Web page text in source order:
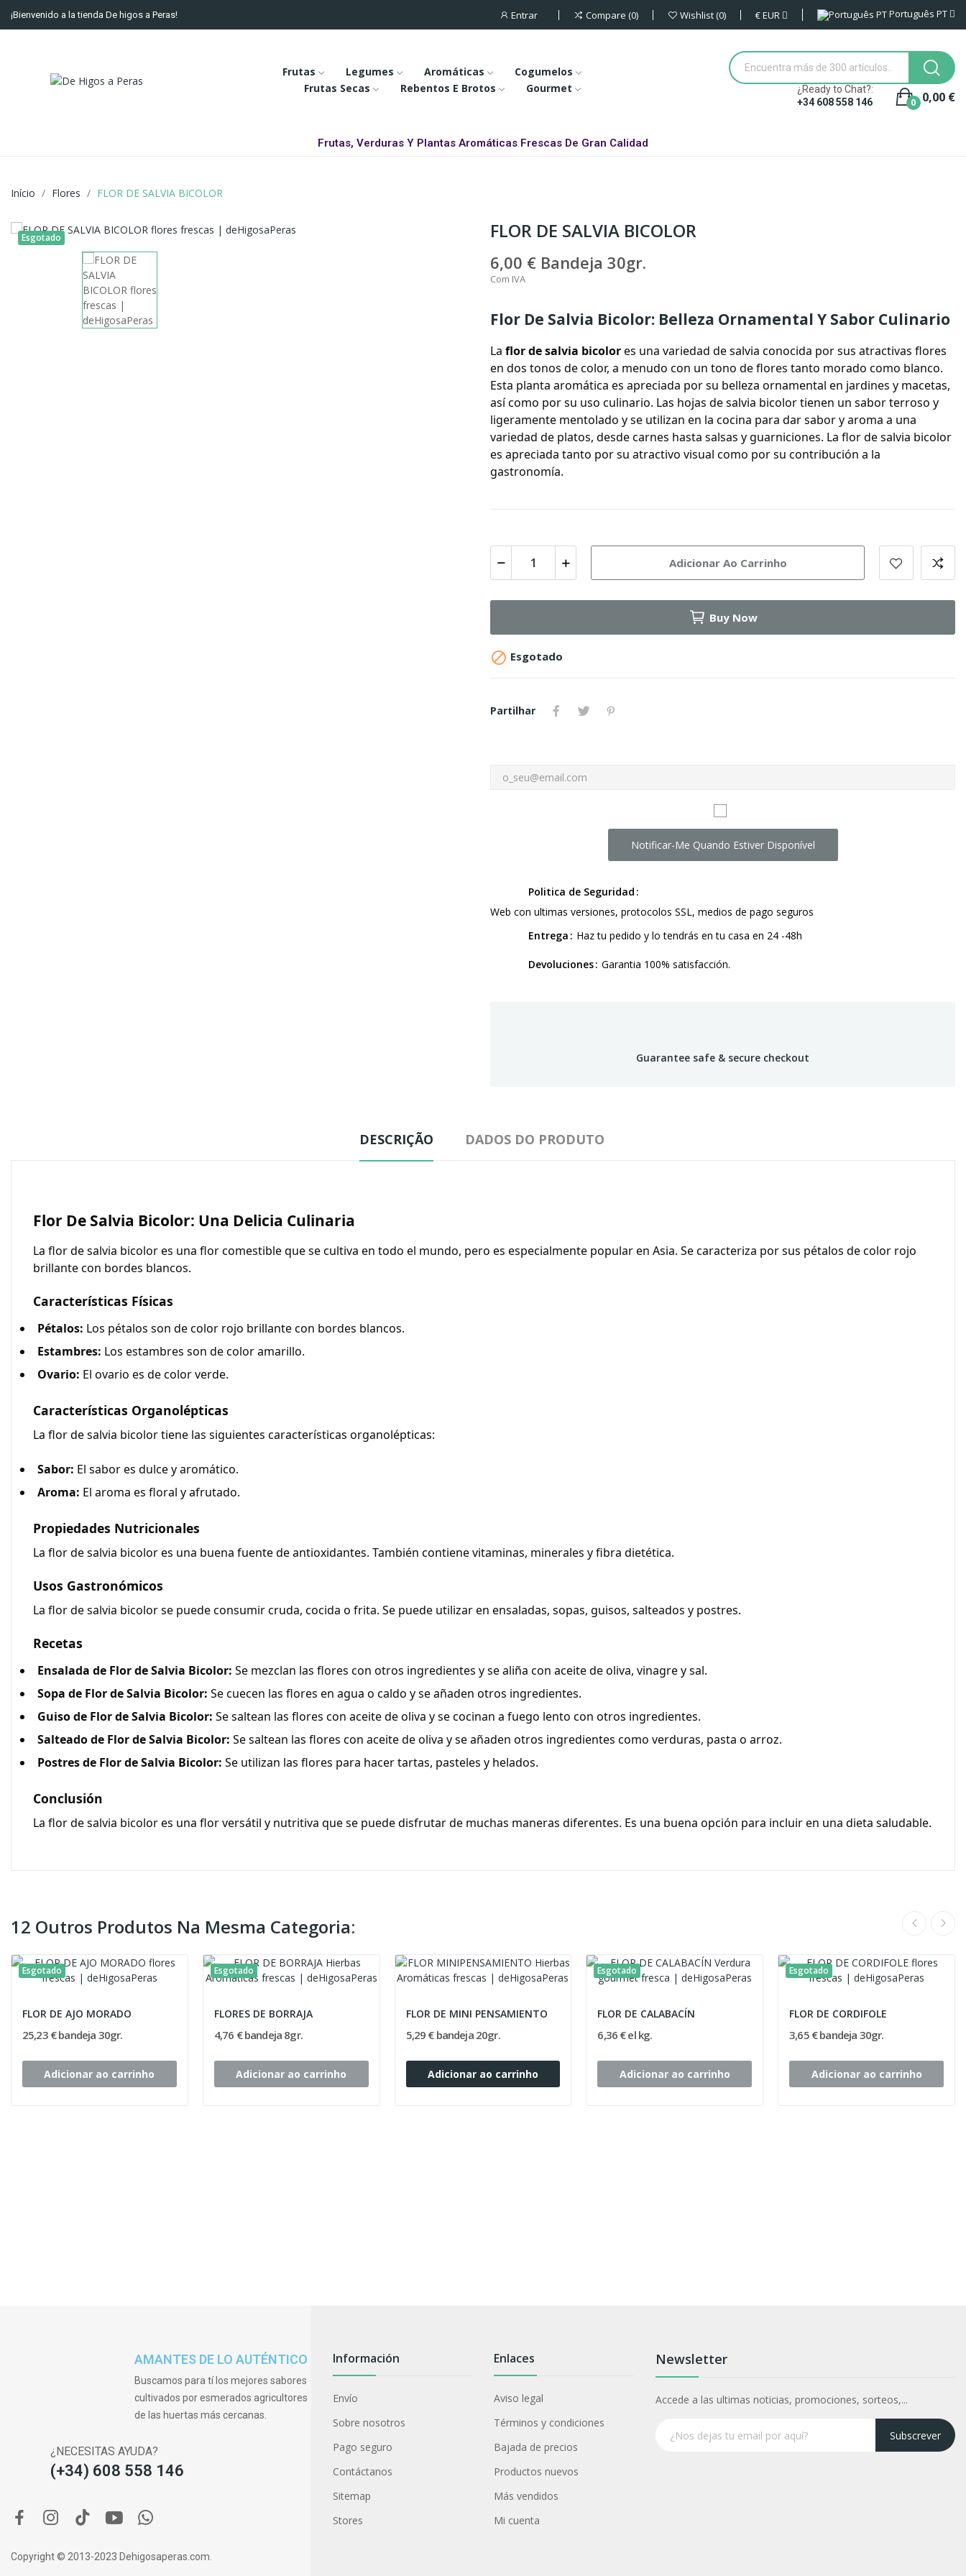
¡Bienvenido a la tienda De higos a Peras! Entrar Compare 0 Wishlist 0 €EUR Português PT
Frutas Legumes Aromáticas
Cogumelos
Frutas Secas
Rebentos E Brotos Gourmet
¿Ready to Chat?:
+34 608 558 146
0,00 €
0
Frutas, Verduras Y Plantas Aromáticas Frescas De Gran Calidad
Início Flores FLOR DE SALVIA BICOLOR
Esgotado FLOR DE SALVIA BICOLOR
6,00 € Bandeja 30gr.
Com IVA
Flor De Salvia Bicolor: Belleza Ornamental Y Sabor Culinario
La flor de salvia bicolores una variedad de salvia conocida por sus atractivas flores
en dos tonos de color, a menudo con un tono de flores tanto morado como blanco.
Esta planta aromática es apreciada por su belleza ornamental en jardines y macetas,
así como por su uso culinario. Las hojas de salvia bicolor tienen un sabor terroso y
ligeramente mentolado y se utilizan en la cocina para dar sabor y aroma a una
variedad de platos, desde carnes hasta salsas y guarniciones. La flor de salvia bicolor
es apreciada tanto por su atractivo visual como por su contribución a la
gastronomía.
Adicionar Ao Carrinho
Buy Now
 Esgotado
Partilhar
Notificar-Me Quando Estiver Disponível
Politica de Seguridad
Web con ultimas versiones, protocolos SSL, medios de pago seguros
Entrega
Haz tu pedido y lo tendrás en tu casa en 24 -48h
Devoluciones Garantia 100% satisfacción.
Guarantee safe & secure checkout
DESCRIÇÃO DADOS DO PRODUTO
Flor De Salvia Bicolor: Una Delicia Culinaria
La flor de salvia bicolores una flor comestible que se cultiva en todo el mundo, pero es especialmente popular en Asia. Se caracteriza por sus pétalos de color rojo
brillante con bordes blancos.
Características Físicas
Pétalos: Los pétalos son de color rojo brillante con bordes blancos.
Estambres: Los estambres son de color amarillo.
Ovario: El ovario es de color verde.
Características Organolépticas
La flor de salvia bicolortiene las siguientes características organolépticas:
Sabor: El sabor es dulce y aromático.
Aroma: El aroma es floral y afrutado.
Propiedades Nutricionales
La flor de salvia bicolor es una buena fuente de antioxidantes. También contiene vitaminas, minerales y fibra dietética.
Usos Gastronómicos
La flor de salvia bicolor se puede consumir cruda, cocida o frita. Se puede utilizar en ensaladas, sopas, guisos, salteados y postres.
Recetas
Ensalada de Flor de Salvia Bicolor: Se mezclan las flores con otros ingredientes y se aliña con aceite de oliva, vinagre y sal.
Sopa de Flor de Salvia Bicolor: Se cuecen las flores en agua o caldo y se añaden otros ingredientes.
Guiso de Flor de Salvia Bicolor: Se saltean las flores con aceite de oliva y se cocinan a fuego lento con otros ingredientes.
Salteado de Flor de Salvia Bicolor: Se saltean las flores con aceite de oliva y se añaden otros ingredientes como verduras, pasta o arroz.
Postres de Flor de Salvia Bicolor: Se utilizan las flores para hacer tartas, pasteles y helados.
Conclusión
La flor de salvia bicolor es una flor versátil y nutritiva que se puede disfrutar de muchas maneras diferentes. Es una buena opción para incluir en una dieta saludable.
12 Outros Produtos Na Mesma Categoria:
Esgotado
FLOR DE AJO MORADO
25,23 € bandeja 30gr.
Adicionar ao carrinho
Esgotado
FLORES DE BORRAJA
4,76 € bandeja 8gr.
Adicionar ao carrinho
FLOR DE MINI PENSAMIENTO
5,29 € bandeja 20gr.
Adicionar ao carrinho
Esgotado
FLOR DE CALABACÍN
6,36 € el kg.
Adicionar ao carrinho
Esgotado
FLOR DE CORDIFOLE
3,65 € bandeja 30gr.
Adicionar ao carrinho
AMANTES DE LO AUTÉNTICO
Buscamos para tí los mejores sabores
cultivados por esmerados agricultores
de las huertas más cercanas.
¿NECESITAS AYUDA?
(+34) 608 558 146
Información
Envío
Sobre nosotros
Pago seguro
Contáctanos
Sitemap
Stores
Enlaces
Aviso legal
Términos y condiciones
Bajada de precios
Productos nuevos
Más vendidos
Mi cuenta
Newsletter
Accede a las ultimas noticias, promociones, sorteos,...
Subscrever
Copyright © 2013-2023 Dehigosaperas.com.